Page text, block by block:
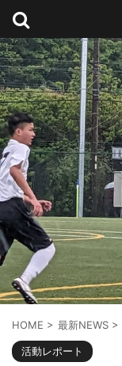
HOME > 最新NEWS >
活動レポート